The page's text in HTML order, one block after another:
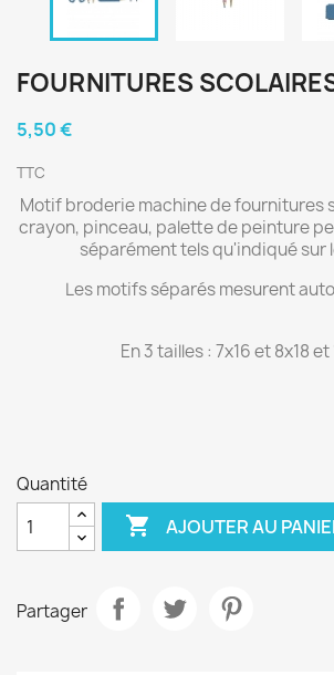
FOURNITURES
5,50 €
TTC
Motif broderie machine de fournitures
crayon, pinceau, palette de peinture
séparément tels qu'indiqué sur
Les motifs séparés mesurent
En 3 tailles : 7x16 et 8x18 et
Quantité
 AJOUTER AU
Partager